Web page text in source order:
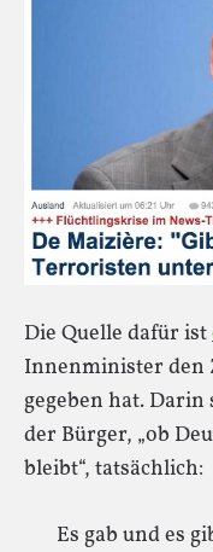
Die Quelle dafür ist
Innenminister den
gegeben hat. Darin
der Bürger, „ob
bleibt“, tatsächlich:
Es gab und es